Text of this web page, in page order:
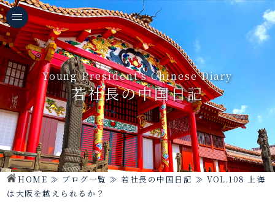
Young President's Chinese Diary
若社長の中国日記
HOME ≫ ブログ一覧 ≫若社長の中国日記 ≫VOL.108 上海
は大阪を越えられるか？